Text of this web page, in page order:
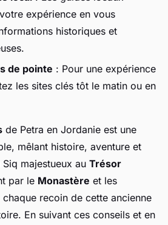
expérience en vous
historiques et
de pointe : Pour une expérience
les sites clés tôt le matin ou en
de Petra en Jordanie est une
mêlant histoire, aventure et
majestueux au Trésor
par le Monastère et les
chaque recoin de cette ancienne
En suivant ces conseils et en